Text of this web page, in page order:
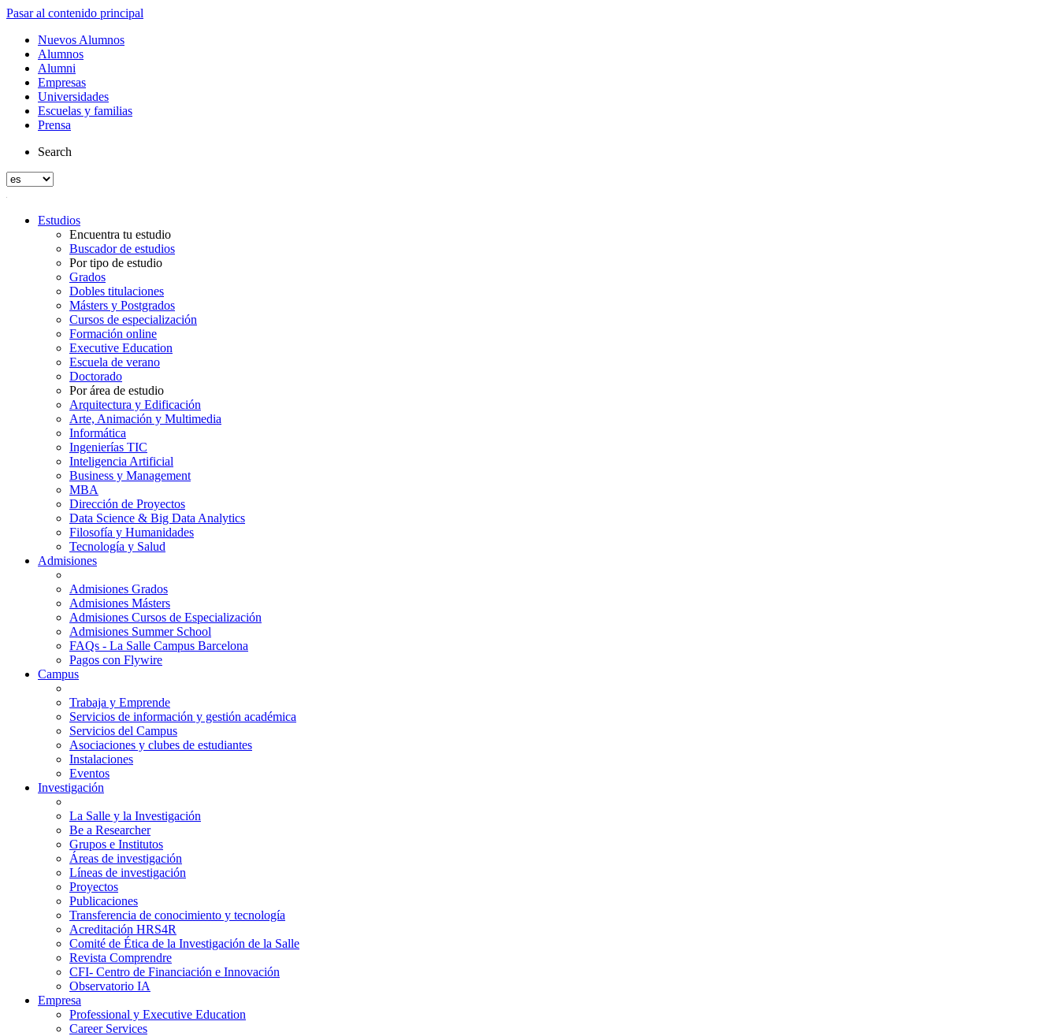
Pasar al contenido principal
Nuevos Alumnos
Alumnos
Alumni
Empresas
Universidades
Escuelas y familias
Prensa
Search
Estudios
Encuentra tu estudio
Buscador de estudios
Por tipo de estudio
Grados
Dobles titulaciones
Másters y Postgrados
Cursos de especialización
Formación online
Executive Education
Escuela de verano
Doctorado
Por área de estudio
Arquitectura y Edificación
Arte, Animación y Multimedia
Informática
Ingenierías TIC
Inteligencia Artificial
Business y Management
MBA
Dirección de Proyectos
Data Science & Big Data Analytics
Filosofía y Humanidades
Tecnología y Salud
Admisiones
Admisiones Grados
Admisiones Másters
Admisiones Cursos de Especialización
Admisiones Summer School
FAQs - La Salle Campus Barcelona
Pagos con Flywire
Campus
Trabaja y Emprende
Servicios de información y gestión académica
Servicios del Campus
Asociaciones y clubes de estudiantes
Instalaciones
Eventos
Investigación
La Salle y la Investigación
Be a Researcher
Grupos e Institutos
Áreas de investigación
Líneas de investigación
Proyectos
Publicaciones
Transferencia de conocimiento y tecnología
Acreditación HRS4R
Comité de Ética de la Investigación de la Salle
Revista Comprendre
CFI- Centro de Financiación e Innovación
Observatorio IA
Empresa
Professional y Executive Education
Career Services